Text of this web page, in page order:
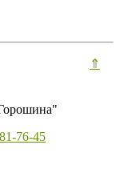
76-45
⇑